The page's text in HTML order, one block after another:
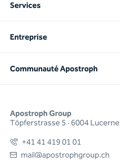
Apostroph Group
Töpferstrasse 5 · 6004 Lucerne
+41 41 419 01 01
mail@apostrophgroup.ch
Services
Entreprise
Communauté Apostroph